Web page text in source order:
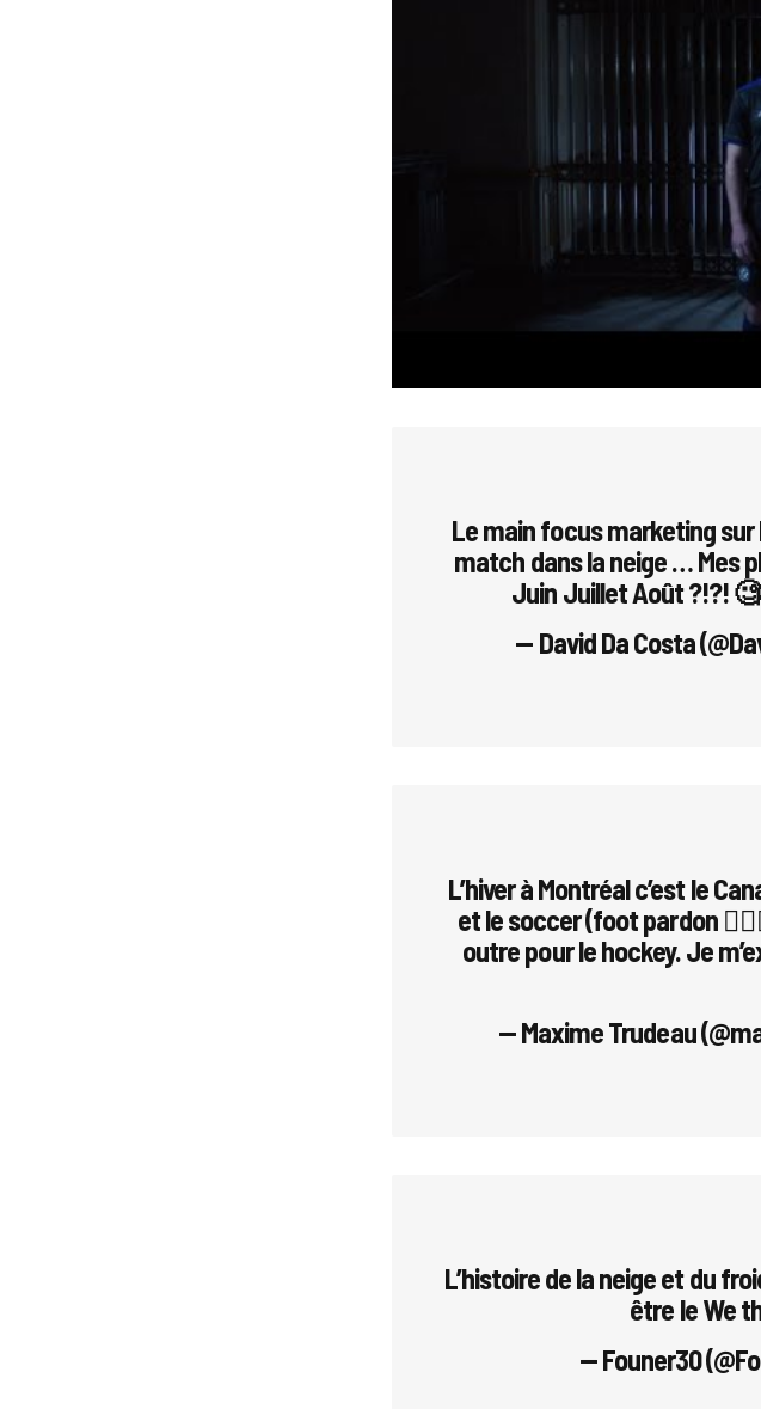
Le main focus marketing sur
match dans la neige … Mes
Juin Juillet Août ?!?!
— David Da Costa
L’hiver à Montréal c’est le
et le soccer (foot pardon
outre pour le hockey. Je
— Maxime Trudeau
L’histoire de la neige et du
être le We
— Founer30